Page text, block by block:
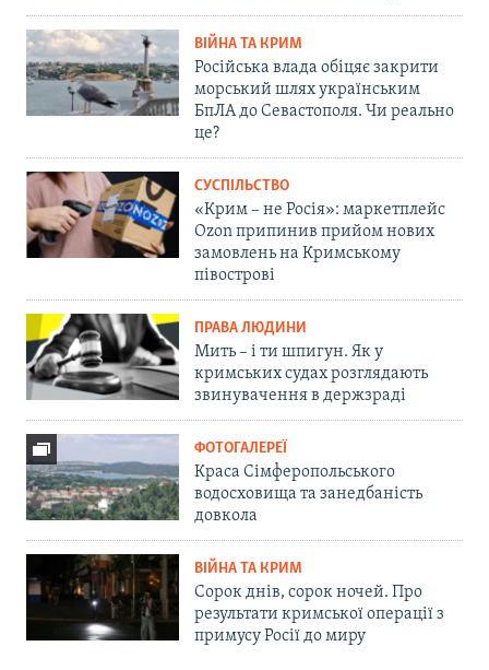
ВІЙНА ТА КРИМ
Російська влада обіцяє закрити
морський шлях українським
БпЛА до Севастополя. Чи реально
це?
СУСПІЛЬСТВО
«Крим – не Росія»: маркетплейс
Ozon припинив прийом нових
замовлень на Кримському
півострові
ПРАВА ЛЮДИНИ
Мить – і ти шпигун. Як у
кримських судах розглядають
звинувачення в держзраді
ФОТОГАЛЕРЕЇ
Краса Сімферопольського
водосховища та занедбаність
довкола
ВІЙНА ТА КРИМ
Сорок днів, сорок ночей. Про
результати кримської операції з
примусу Росії до миру